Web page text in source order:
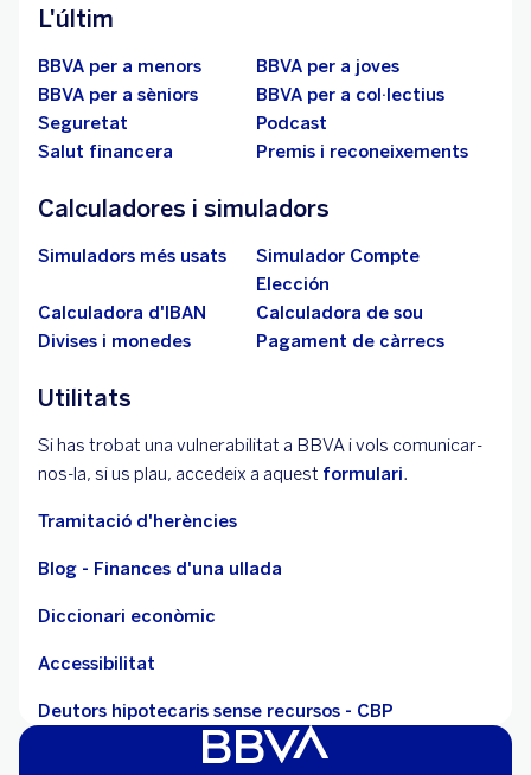
L'últim
BBVA per a menors
BBVA per a joves
BBVA per a sèniors
BBVA per a col·lectius
Seguretat
Podcast
Salut financera
Premis i reconeixements
Calculadores i simuladors
Simuladors més usats
Simulador Compte
Elección
Calculadora d'IBAN
Calculadora de sou
Divises i monedes
Pagament de càrrecs
Utilitats
Si has trobat una vulnerabilitat a BBVA i vols comunicar-
nos-la, si us plau, accedeix a aquest formulari.
Tramitació d'herències
Blog - Finances d'una ullada
Diccionari econòmic
Accessibilitat
Deutors hipotecaris sense recursos - CBP